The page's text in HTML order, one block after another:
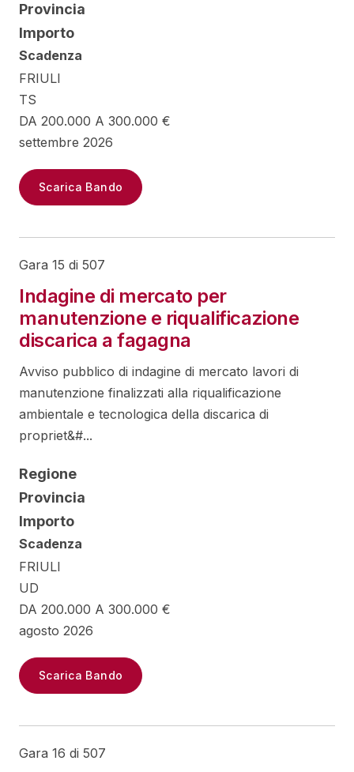
Provincia
Importo
Scadenza
FRIULI
TS
DA 200.000 A 300.000 €
settembre 2026
Scarica Bando
Gara 15 di 507
Indagine di mercato per
manutenzione e riqualificazione
discarica a fagagna
Avviso pubblico di indagine di mercato lavori di
manutenzione finalizzati alla riqualificazione
ambientale e tecnologica della discarica di
propriet&#...
Regione
Provincia
Importo
Scadenza
FRIULI
UD
DA 200.000 A 300.000 €
agosto 2026
Scarica Bando
Gara 16 di 507